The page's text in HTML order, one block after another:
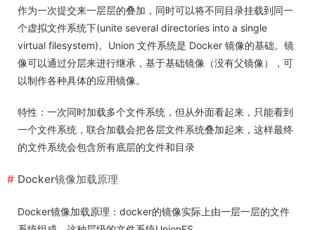
作为一次提交来一层层的叠加，同时可以将不同目录挂载到同一
个虚拟文件系统下(unite several directories into a single
virtual filesystem)。Union 文件系统是 Docker 镜像的基础。镜
像可以通过分层来进行继承，基于基础镜像（没有父镜像），可
以制作各种具体的应用镜像。
特性：一次同时加载多个文件系统，但从外面看起来，只能看到
一个文件系统，联合加载会把各层文件系统叠加起来，这样最终
的文件系统会包含所有底层的文件和目录
Docker镜像加载原理
Docker镜像加载原理：docker的镜像实际上由一层一层的文件